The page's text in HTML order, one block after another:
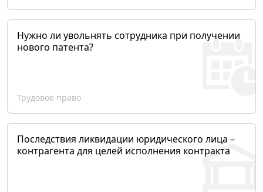
Нужно ли увольнять сотрудника при получении
нового патента?
Трудовое право
Последствия ликвидации юридического лица –
контрагента для целей исполнения контракта